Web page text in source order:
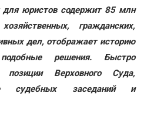
для юристов содержит 85 млн
гражданских,
дел, отображает историю
решения. Быстро
позиции Верховного Суда,
судебных заседаний и